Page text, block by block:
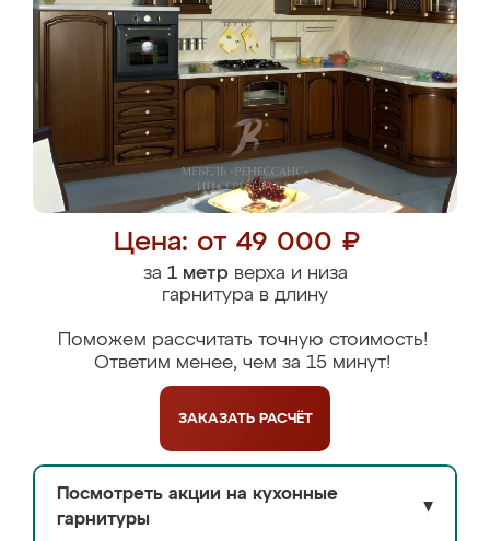
Цена: от 49 000 ₽
за 1 метрверха и низа
гарнитура в длину
Поможем рассчитать точную стоимость!
Ответим менее, чем за 15 минут!
ЗАКАЗАТЬ РАСЧЁТ
Посмотреть акции на кухонные
гарнитуры
▼